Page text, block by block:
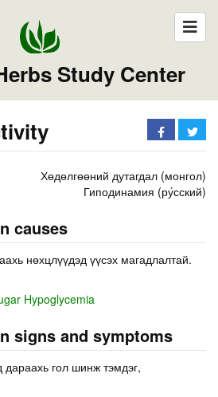
Study Center
Хөдөлгөөний дутагдал (монгол)
Гиподинамия (ру́сский)
causes
нөхцлүүдэд үүсэх магадлалтай.
Hypoglycemia
signs and symptoms
дараахь гол шинж тэмдэг,